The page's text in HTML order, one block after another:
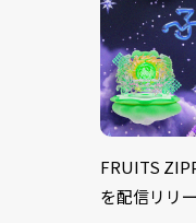
FRUITS
を配信リリ